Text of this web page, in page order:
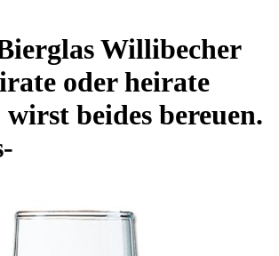
Willibecher
oder heirate
beides bereuen.